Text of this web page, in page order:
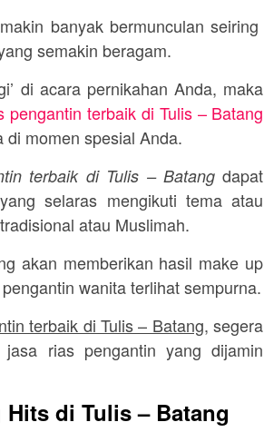
banyak bermunculan seiring
semakin beragam.
di acara pernikahan Anda, maka
pengantin terbaik di Tulis – Batang
momen spesial Anda.
terbaik di Tulis – Batangdapat
selaras mengikuti tema atau
atau Muslimah.
akan memberikan hasil make up
wanita terlihat sempurna.
terbaik di Tulis – Batang, segera
rias pengantin yang dijamin
di Tulis – Batang